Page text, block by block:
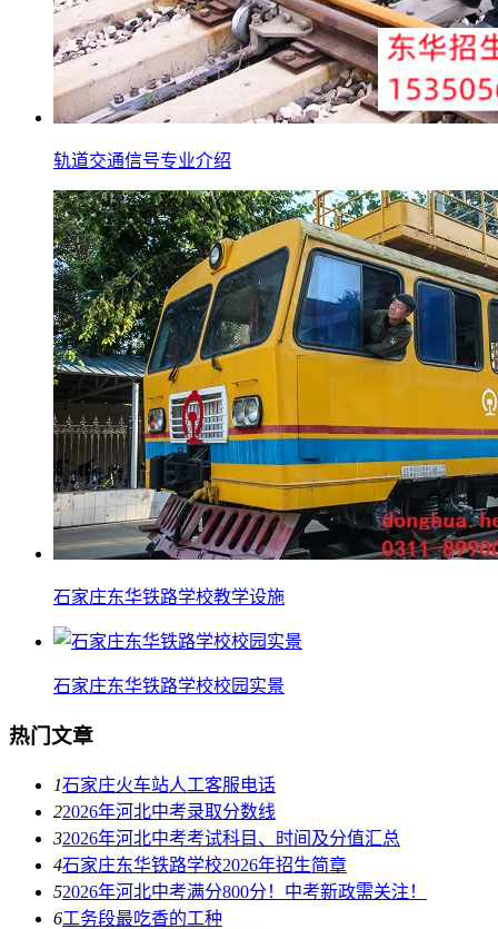
轨道交通信号专业介绍
石家庄东华铁路学校教学设施
石家庄东华铁路学校校园实景
热门文章
1石家庄火车站人工客服电话
22026年河北中考录取分数线
32026年河北中考考试科目、时间及分值汇总
4石家庄东华铁路学校2026年招生简章
52026年河北中考满分800分！中考新政需关注！
6工务段最吃香的工种